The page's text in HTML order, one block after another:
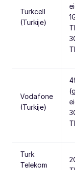
Turkcell
(Turkije)
Vodafone
(Turkije)
Turk
Telekom